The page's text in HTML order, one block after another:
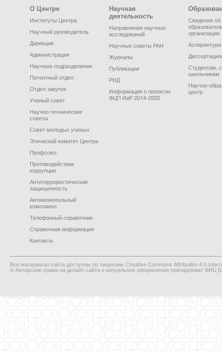
Footer Menu
О Центре
Институты Центра
Научный руководитель
Дирекция
Администрация
Научные подразделения
Патентный отдел
Отдел закупок
Ученый совет
Научно-технические
советы
Совет молодых ученых
Этический комитет Центра
Профсоюз
Противодействие
коррупции
Антитеррористическая
защищенность
Антимонопольный
комплаенс
Телефонный справочник
Справочная информация
Контакты
Научная
деятельность
Направления научных
исследований
Научные советы РАН
Журналы
Публикации
РИД
Информация о проектах
ФЦП ИиР 2014-2020
Сведения об
организации
Аспирантура
Студентам,
школьникам
Научно-
центр
Все материалы сайта доступны по лицензии: Creative Commons Attribution 4.0
© Авторские права на дизайн сайта и визуальное оформления принадлежат ФИЦ